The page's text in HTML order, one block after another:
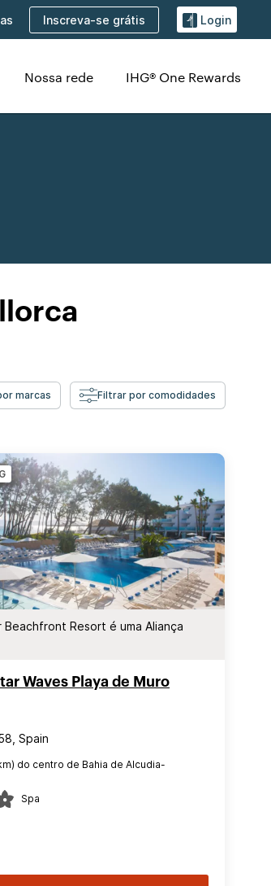
Inscreva-se grátis Login
Nossa rede IHG® One Rewards
marcas Filtrar por comodidades
Resort é uma Aliança
Waves Playa de Muro
Spain
do centro de Bahia de Alcudia-
Spa